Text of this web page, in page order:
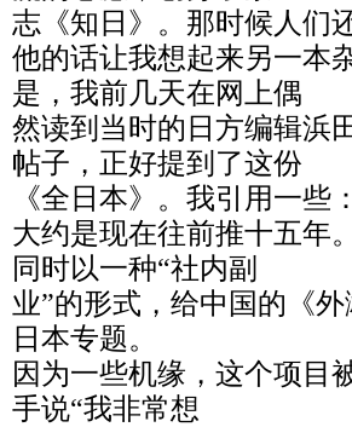
志《知日》。那时候人们
他的话让我想起来另一本
是，我前几天在网上偶
然读到当时的日方编辑浜
帖子，正好提到了这份
《全日本》。我引用一些：
大约是现在往前推十五年
同时以一种“社内副
业”的形式，给中国的《
日本专题。
因为一些机缘，这个项目
手说“我非常想